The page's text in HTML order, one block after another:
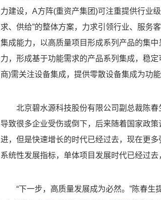
力建设，A方阵(重资产集团)可注重提供行业
求、供给”的整体方案，力求引领行业、服务
集成能力，以高质量项目形成系列产品的集
力，形成基于功能需求的产品系列集成，稳
商)需关注设备集成，提供零散设备集成为功
北京碧水源科技股份有限公司副总裁陈
导致很多企业受伤或倒下，后来随着国家政
进，但是快速增长的时代已经过去，现在更
系统性发展指标，单体项目发展时代已经过去
“下一步，高质量发展成为必然。”陈春